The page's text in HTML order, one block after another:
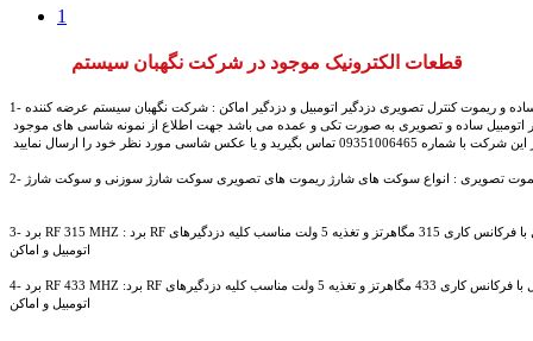
1
قطعات الکترونیک موجود در شرکت نگهبان سیستم
و ریموت کنترل تصویری دزدگیر اتومبیل و دزدگیر اماکن : شرکت نگهبان سیستم عرضه کننده
اتومبیل ساده و تصویری به صورت تکی و عمده می باشد جهت اطلاع از نمونه شاسی های موجود
با شماره 09351006465 تماس بگیرید و یا عکس شاسی مورد نظر خود را ارسال نمایید
اتومبیل و اماکن